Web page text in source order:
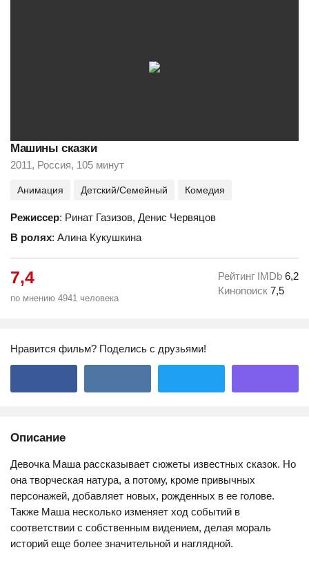
Машины сказки
2011, Россия, 105 минут
Анимация Детский/Семейный Комедия
Режиссер: Ринат Газизов, Денис Червяцов
В ролях: Алина Кукушкина
7,4
по мнению 4941 человека
Рейтинг IMDb 6,2
Кинопоиск 7,5
Нравится фильм? Поделись с друзьями!
Описание
Девочка Маша рассказывает сюжеты известных сказок. Но
она творческая натура, а потому, кроме привычных
персонажей, добавляет новых, рожденных в ее голове.
Также Маша несколько изменяет ход событий в
соответствии с собственным видением, делая мораль
историй еще более значительной и наглядной.